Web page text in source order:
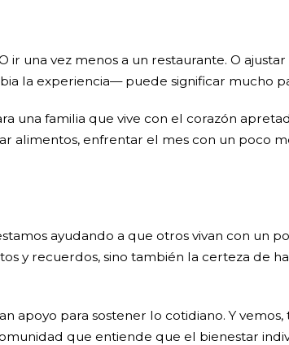
una vez menos a un restaurante. O ajustar
la experiencia— puede significar mucho
una familia que vive con el corazón
alimentos, enfrentar el mes con un poco
ayudando a que otros vivan con un
y recuerdos, sino también la certeza de
apoyo para sostener lo cotidiano. Y vemos,
que entiende que el bienestar